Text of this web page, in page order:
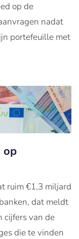
op de
nadat
portefeuille met
op
ruim €1,3 miljard
dat meldt
cijfers van de
die te vinden